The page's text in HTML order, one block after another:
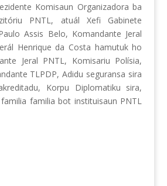
Komisaun Organizadora ba
PNTL, atuál Xefi Gabinete
Assis Belo, Komandante Jeral
Henrique da Costa hamutuk ho
Jeral PNTL, Komisariu Polísia,
TLPDP, Adidu seguransa sira
Korpu Diplomatiku sira,
familia bot instituisaun PNTL